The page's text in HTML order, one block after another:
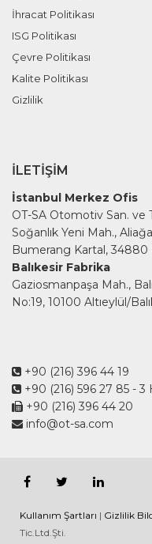
İhracat Politikası
ISG Politikası
Çevre Politikası
Kalite Politikası
Gizlilik
İLETIŞIM
İstanbul Merkez Ofis
OT-SA Otomotiv San. ve
Soğanlık Yeni Mah.,
Bumerang Kartal, 34880
Balıkesir Fabrika
Gaziosmanpaşa Mah.,
No:19, 10100 Altıeylül/
+90 (216) 396 44 19
+90 (216) 596 27 85 - 3
+90 (216) 396 44 20
info@ot-sa.com
Kullanım Şartları | Gizlilik
Tic.Ltd.Şti.